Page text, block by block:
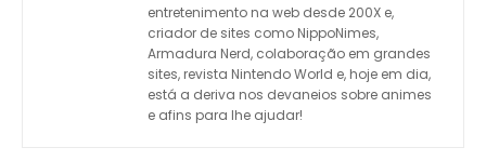
entretenimento na web desde 200X e,
criador de sites como NippoNimes,
Armadura Nerd, colaboração em grandes
sites, revista Nintendo World e, hoje em dia,
está a deriva nos devaneios sobre animes
e afins para lhe ajudar!